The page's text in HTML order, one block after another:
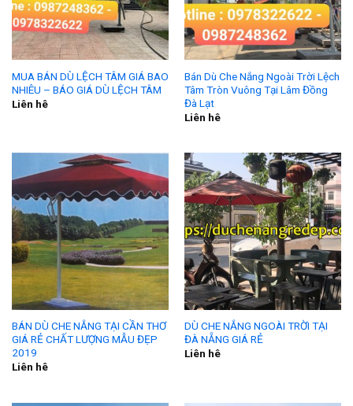
MUA BÁN DÙ LỆCH TÂM GIÁ BAO
NHIÊU – BÁO GIÁ DÙ LỆCH TÂM
Liên hê
Bán Dù Che Nắng Ngoài Trời Lệch
Tâm Tròn Vuông Tại Lâm Đồng
Đà Lạt
Liên hê
BÁN DÙ CHE NẮNG TẠI CẦN THƠ
GIÁ RẺ CHẤT LƯỢNG MẪU ĐẸP
2019
Liên hê
DÙ CHE NẮNG NGOÀI TRỜI TẠI
ĐÀ NẴNG GIÁ RẺ
Liên hê